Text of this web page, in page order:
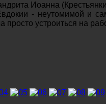
Иоанна
- неутомимой и
просто устроиться на